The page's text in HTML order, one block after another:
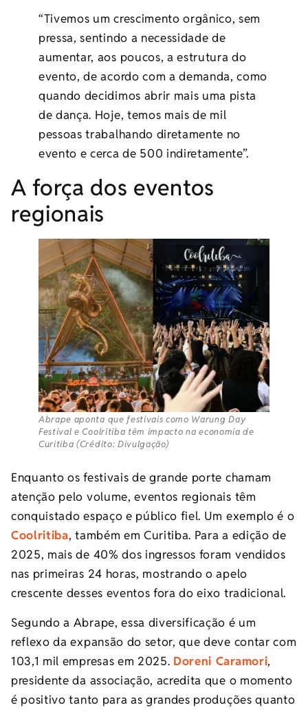
“Tivemos um crescimento orgânico, sem
pressa, sentindo a necessidade de
aumentar, aos poucos, a estrutura do
evento, de acordo com a demanda, como
quando decidimos abrir mais uma pista
de dança. Hoje, temos mais de mil
pessoas trabalhando diretamente no
evento e cerca de 500 indiretamente”.
A força dos eventos
regionais
Abrape aponta que festivais como Warung Day
Festival e Coolritiba têm impacto na economia de
Curitiba (Crédito: Divulgação)
Enquanto os festivais de grande porte chamam
atenção pelo volume, eventos regionais têm
conquistado espaço e público fiel. Um exemplo é o
Coolritiba, também em Curitiba. Para a edição de
2025, mais de 40% dos ingressos foram vendidos
nas primeiras 24 horas, mostrando o apelo
crescente desses eventos fora do eixo tradicional.
Segundo a Abrape, essa diversificação é um
reflexo da expansão do setor, que deve contar com
103,1 mil empresas em 2025. Doreni Caramori,
presidente da associação, acredita que o momento
é positivo tanto para as grandes produções quanto